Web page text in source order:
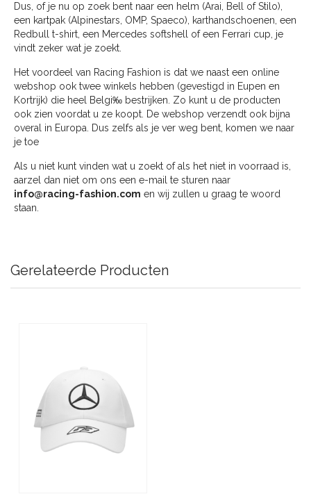
Dus, of je nu op zoek bent naar een helm (Arai, Bell of Stilo),
een kartpak (Alpinestars, OMP, Spaeco), karthandschoenen, een
Redbull t-shirt, een Mercedes softshell of een Ferrari cup, je
vindt zeker wat je zoekt.
Het voordeel van Racing Fashion is dat we naast een online
webshop ook twee winkels hebben (gevestigd in Eupen en
Kortrijk) die heel Belgi‰ bestrijken. Zo kunt u de producten
ook zien voordat u ze koopt. De webshop verzendt ook bijna
overal in Europa. Dus zelfs als je ver weg bent, komen we naar
je toe
Als u niet kunt vinden wat u zoekt of als het niet in voorraad is,
aarzel dan niet om ons een e-mail te sturen naar
info@racing-fashion.com en wij zullen u graag te woord
staan.
Gerelateerde Producten